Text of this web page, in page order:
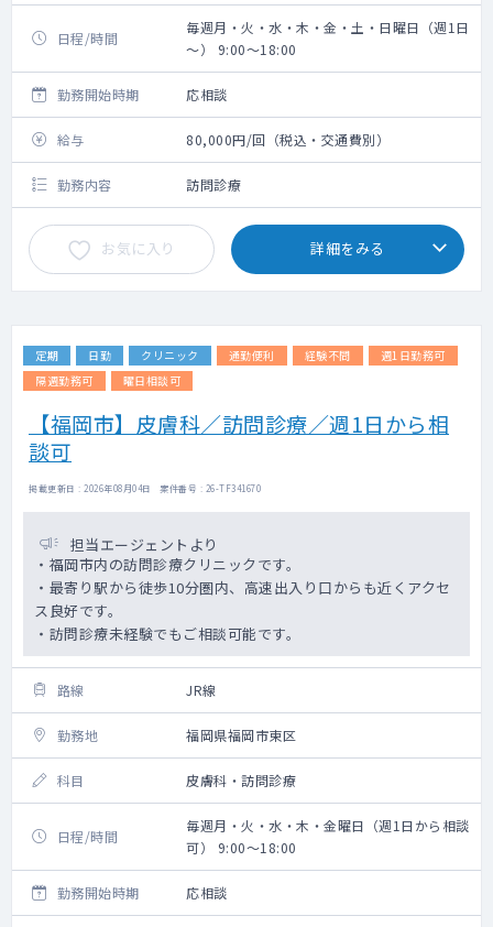
日程/時間
毎週月・火・水・木・金・土・日曜日（週1日
～） 9:00～18:00
勤務開始時期 応相談
給与 80,000円/回（税込・交通費別）
勤務内容 訪問診療
お気に入り 詳細をみる
定期 日勤 クリニック 通勤便利 経験不問
週1日勤務可
隔週勤務可
曜日相談可
【福岡市】皮膚科／訪問診療／週1日から相
談可
掲載更新日 : 2026年08月04日 案件番号 : 26-TF341670
担当エージェントより
・福岡市内の訪問診療クリニックです。
・最寄り駅から徒歩10分圏内、高速出入り口からも近くアクセ
ス良好です。
・訪問診療未経験でもご相談可能です。
路線 JR線
勤務地 福岡県福岡市東区
科目 皮膚科・訪問診療
日程/時間
毎週月・火・水・木・金曜日（週1日から相談
可） 9:00～18:00
勤務開始時期 応相談